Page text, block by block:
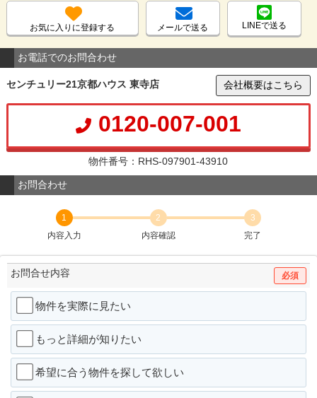
お気に入りに登録する メールで送る LINEで送る
お電話でのお問合わせ
センチュリー21京都ハウス 東寺店 会社概要はこちら
0120-007-001
物件番号：RHS-097901-43910
お問合わせ
1
内容入力
2
内容確認
3
完了
お問合せ内容 必須
物件を実際に見たい
もっと詳細が知りたい
希望に合う物件を探して欲しい